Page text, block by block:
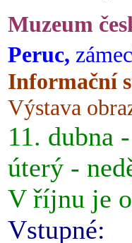
Muzeum
Peruc,
Informační
Výstava
11. dubna
úterý -
V říjnu je
Vstupné: